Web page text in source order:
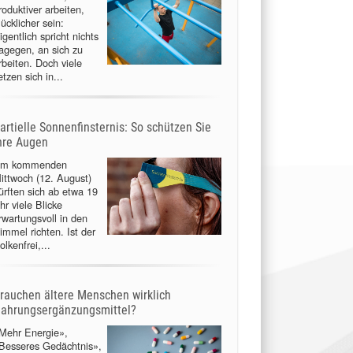
arbeiten,
sein:
spricht nichts
an sich zu
Doch viele
sich in...
Sonnenfinsternis: So schützen Sie
Augen
kommenden
(12. August)
sich ab etwa 19
viele Blicke
in den
richten. Ist der
ältere Menschen wirklich
Energie»,
Gedächtnis»,